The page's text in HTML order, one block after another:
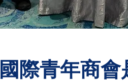
國際青年商會